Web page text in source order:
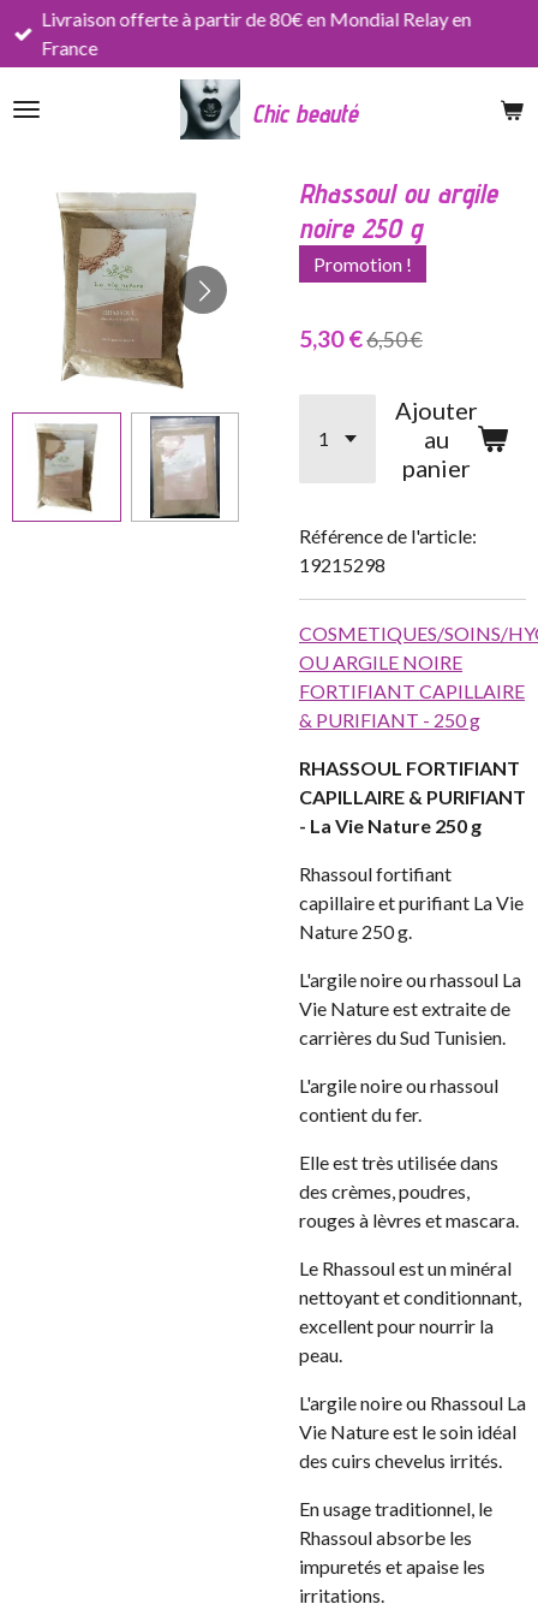
Passer
principal
Chic beauté
Livraison offerte à partir de 80€ en Mondial Relay en
France
Rhassoul ou argile
noire 250 g
Promotion !
5,30 €6,50 €
Ajouter
au
panier
Référence de l'article:
19215298
COSMETIQUES/SOINS/
OU ARGILE NOIRE
FORTIFIANT CAPILLAIRE
& PURIFIANT - 250 g
RHASSOUL FORTIFIANT
CAPILLAIRE & PURIFIANT
- La Vie Nature 250 g
Rhassoul fortifiant
capillaire et purifiant La Vie
Nature 250 g.
L'argile noire ou rhassoul La
Vie Nature est extraite de
carrières du Sud Tunisien.
L'argile noire ou rhassoul
contient du fer.
Elle est très utilisée dans
des crèmes, poudres,
rouges à lèvres et mascara.
Le Rhassoul est un minéral
nettoyant et conditionnant,
excellent pour nourrir la
peau.
L'argile noire ou Rhassoul La
Vie Nature est le soin idéal
des cuirs chevelus irrités.
En usage traditionnel, le
Rhassoul absorbe les
impuretés et apaise les
irritations.